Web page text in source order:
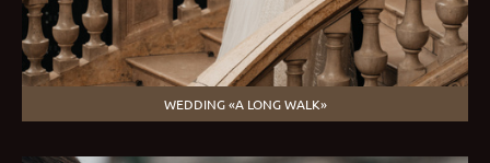
WEDDING «A LONG WALK»